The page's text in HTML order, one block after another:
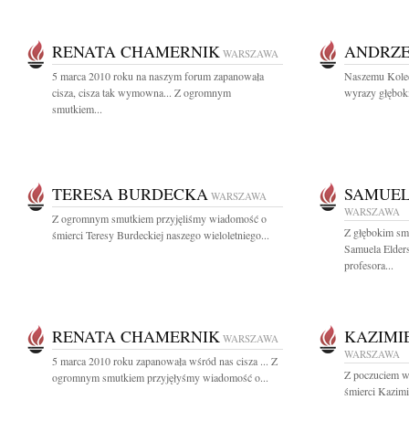
RENATA CHAMERNIK WARSZAWA
5 marca 2010 roku na naszym forum zapanowała
cisza, cisza tak wymowna... Z ogromnym
smutkiem...
Naszemu
wyrazy
TERESA BURDECKA WARSZAWA
Z ogromnym smutkiem przyjęliśmy wiadomość o
śmierci Teresy Burdeckiej naszego wieloletniego...
WARSZAWA
Z głębokim
Samuela
profesora...
RENATA CHAMERNIK WARSZAWA
5 marca 2010 roku zapanowała wśród nas cisza ... Z
ogromnym smutkiem przyjęłyśmy wiadomość o...
WARSZAWA
Z poczuciem
śmierci